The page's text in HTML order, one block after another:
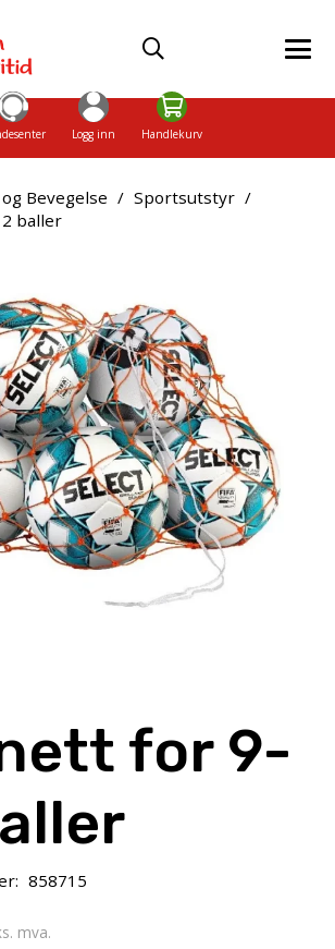
Logg inn Handlekurv
Bevegelse / Sportsutstyr /
baller
for 9-
858715
mva.